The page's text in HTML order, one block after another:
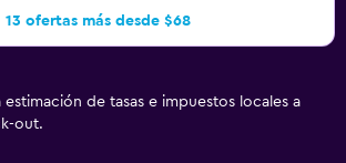
13 ofertas más desde $68
estimación de tasas e impuestos locales a
out.